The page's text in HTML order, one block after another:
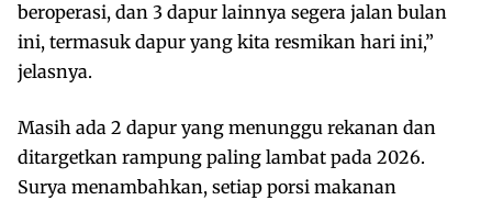
beroperasi, dan 3 dapur lainnya segera jalan bulan
ini, termasuk dapur yang kita resmikan hari ini,”
jelasnya.
Masih ada 2 dapur yang menunggu rekanan dan
ditargetkan rampung paling lambat pada 2026.
Surya menambahkan, setiap porsi makanan